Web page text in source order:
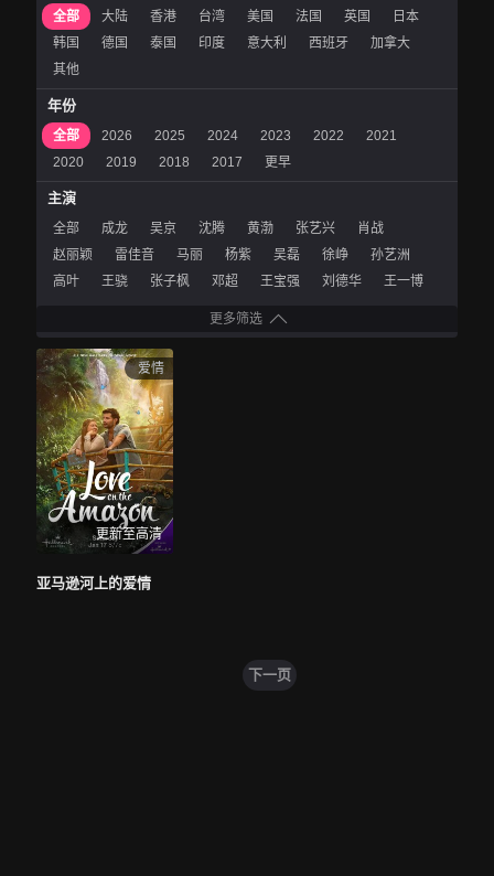
全部 大陆 香港 台湾 美国 法国 英国
日本
韩国
德国 泰国 印度 意大利 西班牙
加拿大
其他
年份
全部 2026 2025 2024 2023 2022
2021
2020
2019 2018 2017 更早
主演
全部 成龙 吴京 沈腾 黄渤 张艺兴
肖战
赵丽颖
雷佳音 马丽 杨紫 吴磊 徐峥
孙艺洲
高叶
王骁 张子枫 邓超 王宝强 刘德华 王一博
更多筛选
爱情
更新至高清
亚马逊河上的爱情
下一页